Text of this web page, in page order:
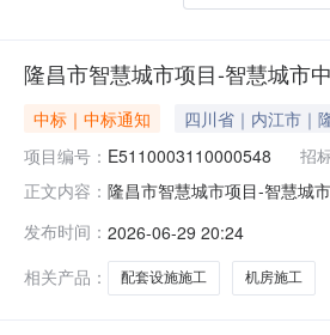
隆昌市智慧城市项目-智慧城市
中标｜中标通知 四川省｜内江市｜
项目编号： E5110003110000548 招
正文内容： 隆昌市智慧城市项目-智慧城
（包）编号标段（包）名称
发布时间： 2026-06-29 20:24
相关产品：
配套设施施工 机房施工